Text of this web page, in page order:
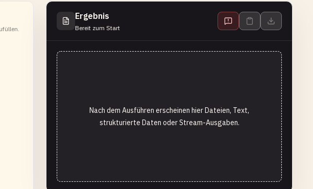
Ergebnis
Bereit zum Start
Nach dem Ausführen erscheinen hier Dateien, Text,
strukturierte Daten oder Stream-Ausgaben.